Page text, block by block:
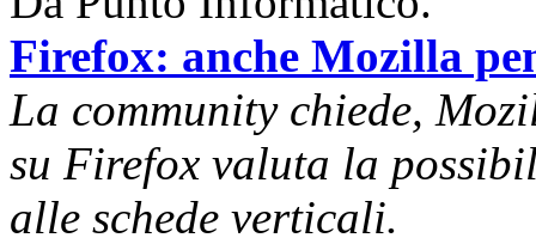
Firefox: anche Mozilla
La community chiede,
su Firefox valuta la
alle schede verticali.